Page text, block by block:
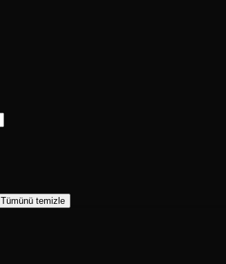
Tümünü temizle